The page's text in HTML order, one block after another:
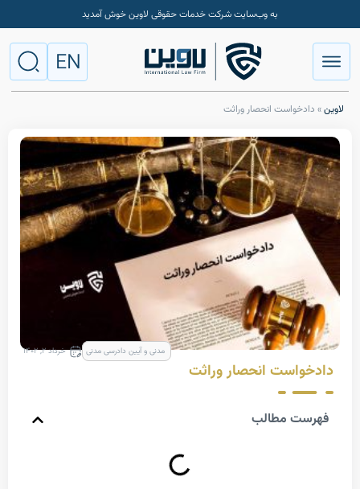
به وب‌سایت شرکت خدمات حقوقی لاوین خوش آمدید
انحصار وراثت
مدنی و آیین دادرسی مدنی خرداد ۲, ۱۴۰۲
انحصار وراثت
مطالب